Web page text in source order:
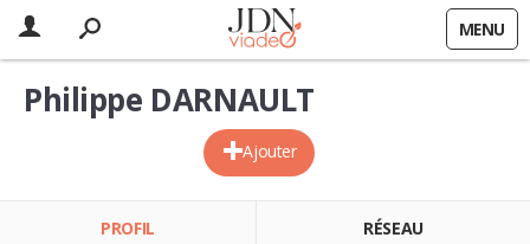
MENU
Ajouter
Philippe DARNAULT
PROFIL RÉSEAU